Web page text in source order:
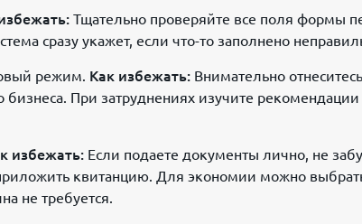
Тщательно проверяйте все поля формы
сразу укажет, если что-то заполнено
режим. Как избежать: Внимательно
При затруднениях изучите
избежать: Если подаете документы лично, не
квитанцию. Для экономии можно
не требуется.